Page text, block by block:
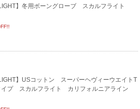
】冬用ボーングローブ スカルフライト
】USコットン スーパーヘヴィーウエイトT
プ スカルフライト カリフォルニアライン